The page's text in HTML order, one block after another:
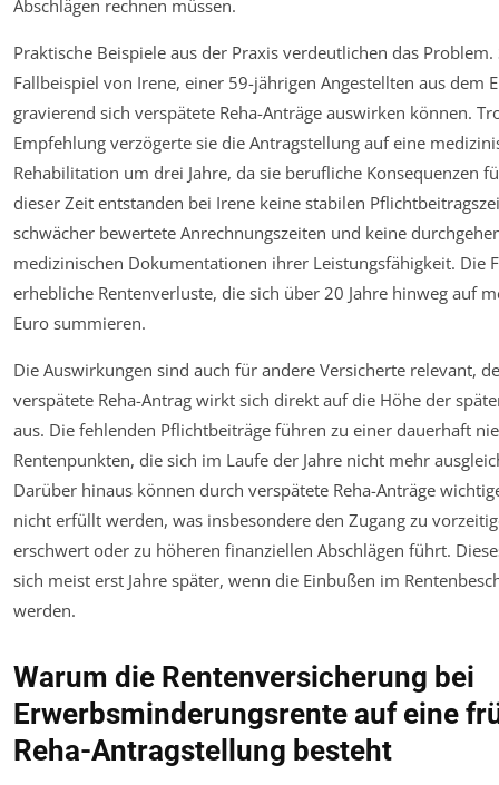
Abschlägen rechnen müssen.
Praktische Beispiele aus der Praxis verdeutlichen das Problem.
Fallbeispiel von Irene, einer 59-jährigen Angestellten aus dem
gravierend sich verspätete Reha-Anträge auswirken können.
Empfehlung verzögerte sie die Antragstellung auf eine
Rehabilitation um drei Jahre, da sie berufliche Konsequenzen
dieser Zeit entstanden bei Irene keine stabilen
schwächer bewertete Anrechnungszeiten und keine
medizinischen Dokumentationen ihrer Leistungsfähigkeit. Die
erhebliche Rentenverluste, die sich über 20 Jahre hinweg auf
Euro summieren.
Die Auswirkungen sind auch für andere Versicherte relevant,
verspätete Reha-Antrag wirkt sich direkt auf die Höhe der
aus. Die fehlenden Pflichtbeiträge führen zu einer dauerhaft
Rentenpunkten, die sich im Laufe der Jahre nicht mehr
Darüber hinaus können durch verspätete Reha-Anträge
nicht erfüllt werden, was insbesondere den Zugang zu
erschwert oder zu höheren finanziellen Abschlägen führt.
sich meist erst Jahre später, wenn die Einbußen im
werden.
Warum die Rentenversicherung bei
Erwerbsminderungsrente auf eine
Reha-Antragstellung besteht